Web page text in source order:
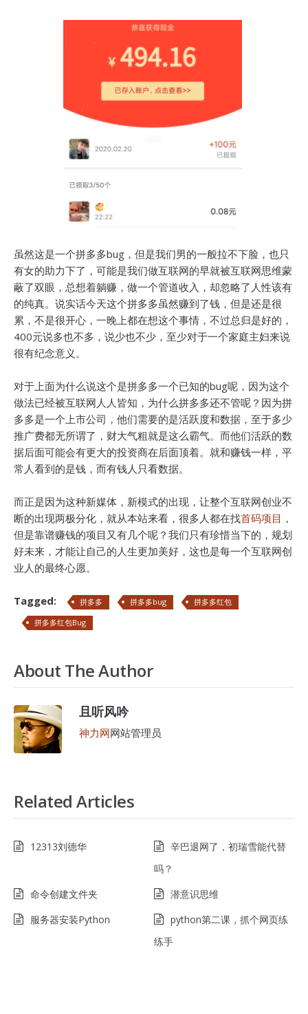
虽然这是一个拼多多bug，但是我们男的一般拉不下脸，也只
有女的助力下了，可能是我们做互联网的早就被互联网思维蒙
蔽了双眼，总想着躺赚，做一个管道收入，却忽略了人性该有
的纯真。说实话今天这个拼多多虽然赚到了钱，但是还是很
累，不是很开心，一晚上都在想这个事情，不过总归是好的，
400元说多也不多，说少也不少，至少对于一个家庭主妇来说
很有纪念意义。
对于上面为什么说这个是拼多多一个已知的bug呢，因为这个
做法已经被互联网人人皆知，为什么拼多多还不管呢？因为拼
多多是一个上市公司，他们需要的是活跃度和数据，至于多少
推广费都无所谓了，财大气粗就是这么霸气。而他们活跃的数
据后面可能会有更大的投资商在后面顶着。就和赚钱一样，平
常人看到的是钱，而有钱人只看数据。
而正是因为这种新媒体，新模式的出现，让整个互联网创业不
断的出现两极分化，就从本站来看，很多人都在找首码项目 ，
但是靠谱赚钱的项目又有几个呢？我们只有珍惜当下的，规划
好未来，才能让自己的人生更加美好，这也是每一个互联网创
业人的最终心愿。
Tagged: 拼多多 拼多多bug
拼多多红包
拼多多红包Bug
About The Author
且听风吟
神力网网站管理员
Related Articles
12313刘德华
辛巴退网了，初瑞雪能代替
吗？
命令创建文件夹
潜意识思维
服务器安装Python
python第二课，抓个网页练
练手